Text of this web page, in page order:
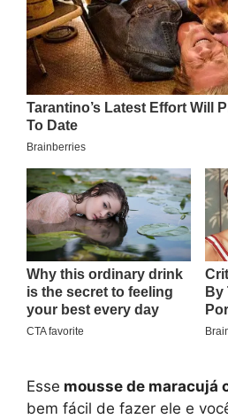
Esse mousse de maracujá
bem fácil de fazer ele e